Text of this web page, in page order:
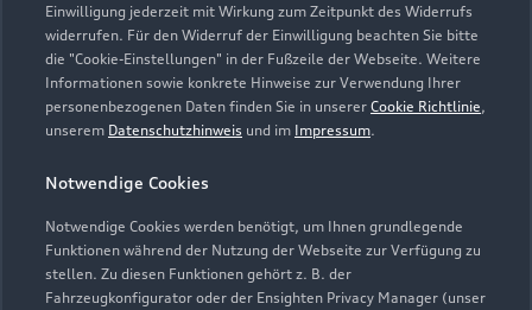
Einwilligung jederzeit mit Wirkung zum Zeitpunkt des Widerrufs
widerrufen. Für den Widerruf der Einwilligung beachten Sie bitte
die "Cookie-Einstellungen" in der Fußzeile der Webseite. Weitere
Informationen sowie konkrete Hinweise zur Verwendung Ihrer
personenbezogenen Daten finden Sie in unserer Cookie Richtlinie,
unserem Datenschutzhinweis und im Impressum.
Notwendige Cookies
Notwendige Cookies werden benötigt, um Ihnen grundlegende
Funktionen während der Nutzung der Webseite zur Verfügung zu
stellen. Zu diesen Funktionen gehört z. B. der
Fahrzeugkonfigurator oder der Ensighten Privacy Manager (unser
Zur Inspektion